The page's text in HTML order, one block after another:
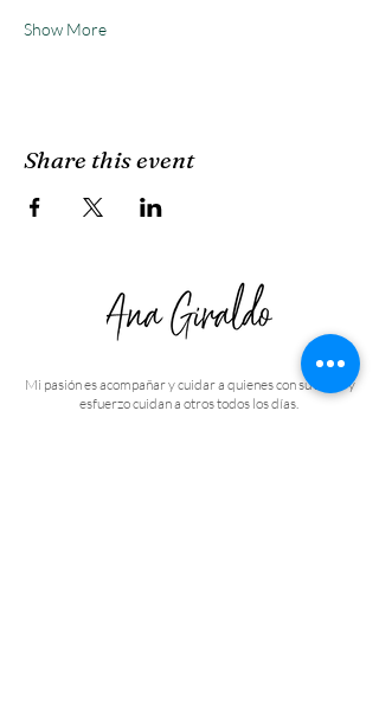
Show More
Share this event
Mi pasión es acompañar y cuidar a quienes con su amor y
esfuerzo cuidan a otros todos los días.